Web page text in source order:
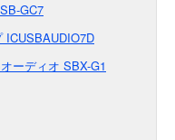
GC7
ICUSBAUDIO7D
ーディオ SBX-G1